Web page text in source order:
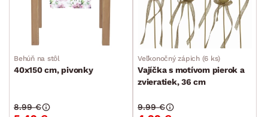
Behúň na stôl
40x150 cm, pivonky
8.99 €
Veľkonočný zápich (6 ks)
Vajíčka s motívom pierok a
zvieratiek, 36 cm
9.99 €